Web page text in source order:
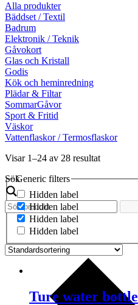
Alla produkter
Bäddset / Textil
Badrum
Elektronik / Teknik
Gåvokort
Glas och Kristall
Godis
Kök och heminredning
Plädar & Filtar
SommarGåvor
Sport & Fritid
Väskor
Vattenflaskor / Termosflaskor
Visar 1–24 av 28 resultat
SökGeneric filters
Hidden label
Hidden label
Hidden label
Hidden label
Ture water bottle